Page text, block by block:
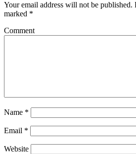
Your email address will not be published.
marked *
Comment
Name *
Email *
Website